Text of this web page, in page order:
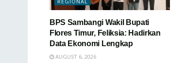
BPS Sambangi Wakil Bupati
Flores Timur, Feliksia: Hadirkan
Data Ekonomi Lengkap
AUGUST 6, 2026